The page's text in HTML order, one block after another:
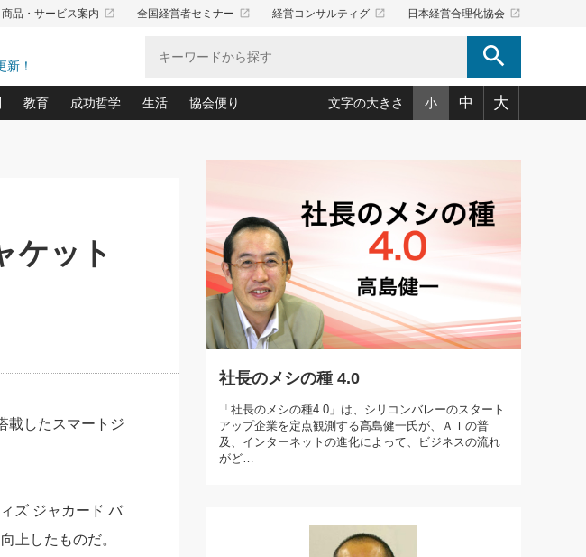
品・サービス案内 launch 全国経営者セミナー launch 経営コンサルティグ launch 日本経営合理化協会 launch
新！ search
2026.08.5
第86回 「言葉狩り」
もっとみる
てお
』(12)
(159)
事術」(28)
するために、やっておきたいこと(34)
が違う！(36)
い！(12)
石(68)
社会から支持される「ウェルビーイング経営入
一彦の“流行る”お店の仕組みづくり(210)
夫─社長のための現場改善(174)
教育
あなただからお願いしたいと思われる 気配りの達人(127)
クレーム対応 実践マニュアル(92)
クレーム対応の新知識と新常識(57)
デキル社員に育てる！ 社員教育の決め手(203)
東川鷹年の「中小企業の人育て」(38)
社長のための“全員営業”(30)
成功哲学
令和時代の「社長の人間力の磨き方」(86)
先人の名句名言の教え 東洋思想に学ぶ経営学(132)
渡部昇一の「日本の指導者たち」(32)
経営に活かす“十八史略”(30)
生活
デジタルＡＶを味方に！新・仕事術(180)
リーダー脳の鍛え方(32)
ワインを楽しむ基礎レッスン(12)
必読！社長が読むべき今月の4冊(88)
眼と耳で楽しむ読書術(162)
社長の「氣」(30)
米国スポーツ・ビジネスに学ぶ心理学(98)
高橋一喜の『これぞ！"本物の温泉"』(157)
協会便り
ビジネス見聞録 経営ニュース(100)
作間信司の経営無形庵(けいえいむぎょうあん)(166)
経営セミナー情報局(1)
繁栄への着眼点 牟田太陽(76)
講話を聞いて学ぼう 実学・耳学・磨く「ミミガク」のすすめ
(7)
文字の大きさ 小 中 大
ケット
載したスマートジ
ズ ジャカード バ
上したものだ。
社長のメシの種 4.0
「社長のメシの種4.0」は、シリコンバレーのスタート
アップ企業を定点観測する高島健一氏が、ＡＩの普
及、インターネットの進化によって、ビジネスの流れ
がど…